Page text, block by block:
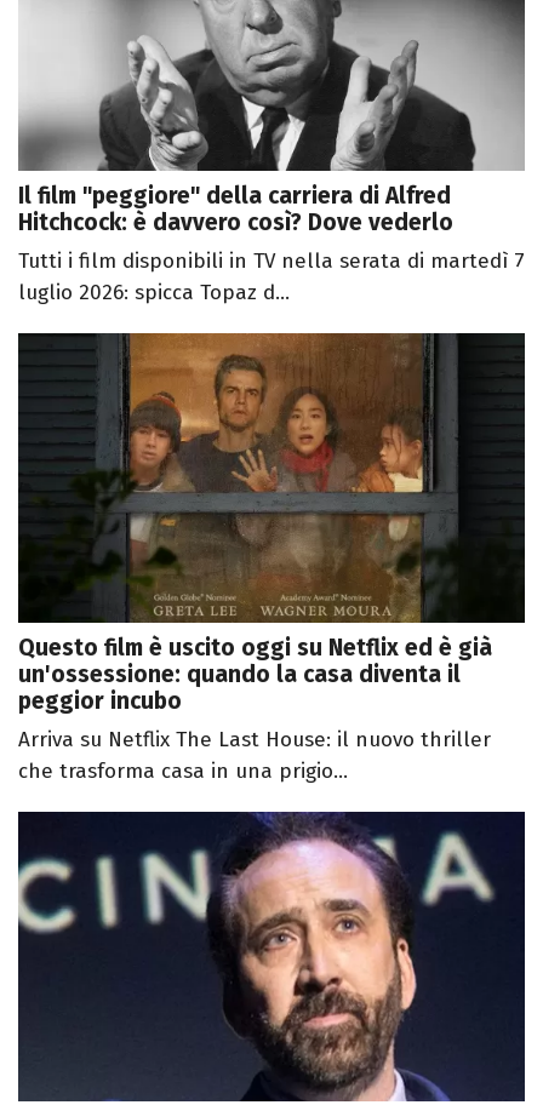
Il film "peggiore" della carriera di Alfred
Hitchcock: è davvero così? Dove vederlo
Tutti i film disponibili in TV nella serata di martedì 7
luglio 2026: spicca Topaz d...
Questo film è uscito oggi su Netflix ed è già
un'ossessione: quando la casa diventa il
peggior incubo
Arriva su Netflix The Last House: il nuovo thriller
che trasforma casa in una prigio...